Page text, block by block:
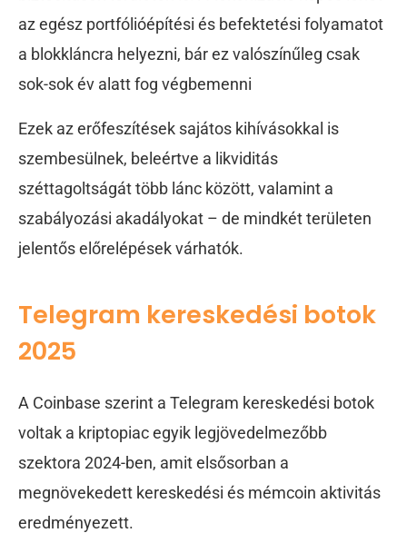
az egész portfólióépítési és befektetési folyamatot
a blokkláncra helyezni, bár ez valószínűleg csak
sok-sok év alatt fog végbemenni
Ezek az erőfeszítések sajátos kihívásokkal is
szembesülnek, beleértve a likviditás
széttagoltságát több lánc között, valamint a
szabályozási akadályokat – de mindkét területen
jelentős előrelépések várhatók.
Telegram kereskedési botok
2025
A Coinbase szerint a Telegram kereskedési botok
voltak a kriptopiac egyik legjövedelmezőbb
szektora 2024-ben, amit elsősorban a
megnövekedett kereskedési és mémcoin aktivitás
eredményezett.